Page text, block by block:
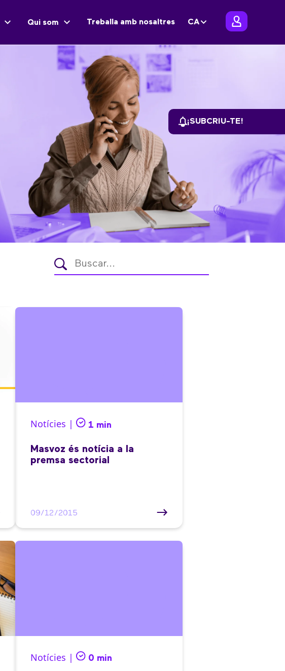
Qui som Treballa amb nosaltres CA
Notícies | 1 min
Masvoz és notícia a la
premsa sectorial
09/12/2015
Notícies | 0 min
¡SUBCRIU-TE!